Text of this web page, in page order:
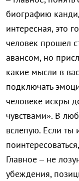
биографию
интересная, это
человек прошел
авансом, но
какие мысли в
подключать
человеке искры
чувствами». В
вслепую. Если ты
Главное – не
убеждения,